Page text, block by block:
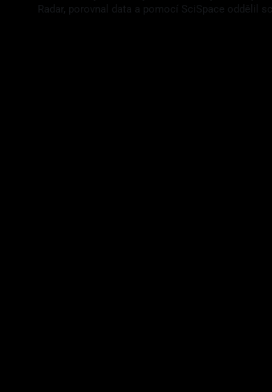
Radar, porovnal data a pomocí SciSpace oddělil